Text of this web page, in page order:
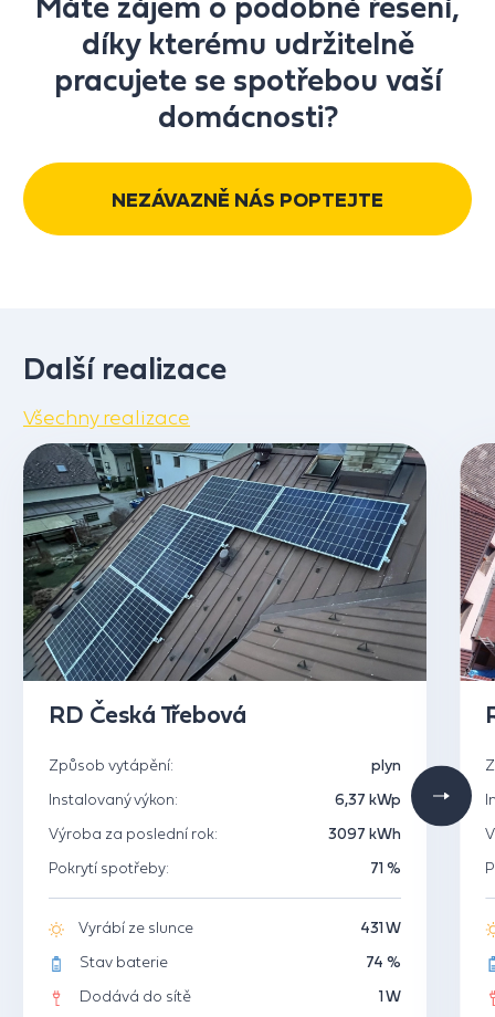
díky kterému udržitelně
pracujete se spotřebou vaší
domácnosti?
NEZÁVAZNĚ NÁS POPTEJTE
Další realizace
Všechny realizace
RD Česká Třebová
Způsob vytápění:
plyn
Instalovaný výkon:
6,37 kWp
Výroba za poslední rok:
3097 kWh
Pokrytí spotřeby:
71 %
Vyrábí ze slunce
431 W
Stav baterie
74 %
Dodává do sítě
1 W